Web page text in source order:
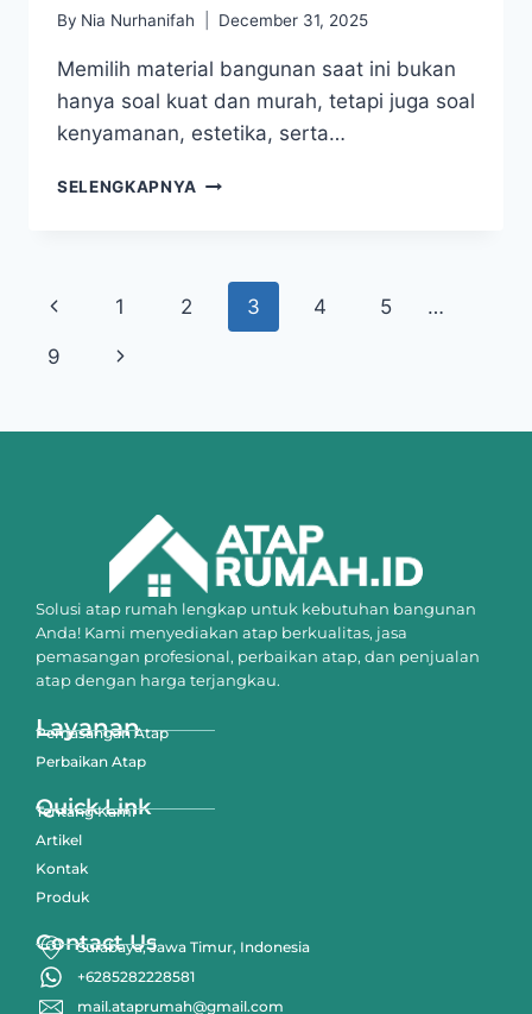
By Nia Nurhanifah December 31, 2025
Memilih material bangunan saat ini bukan
hanya soal kuat dan murah, tetapi juga soal
kenyamanan, estetika, serta…
SELENGKAPNYA
1 2 3 4 5 …
9
Solusi atap rumah lengkap untuk kebutuhan bangunan
Anda! Kami menyediakan atap berkualitas, jasa
pemasangan profesional, perbaikan atap, dan penjualan
atap dengan harga terjangkau.
Layanan
Pemasangan Atap
Perbaikan Atap
Quick Link
Tentang Kami
Artikel
Kontak
Produk
Contact Us
Surabaya, Jawa Timur, Indonesia
+6285282228581
mail.ataprumah@gmail.com